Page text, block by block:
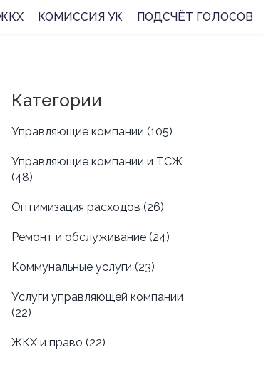
КОМИССИЯ УК ПОДСЧЁТ ГОЛОСОВ
Категории
Управляющие компании (105)
Управляющие компании и ТСЖ
(48)
Оптимизация расходов (26)
Ремонт и обслуживание (24)
Коммунальные услуги (23)
Услуги управляющей компании
(22)
ЖКХ и право (22)